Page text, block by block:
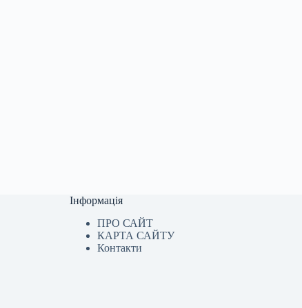
Інформація
ПРО САЙТ
КАРТА САЙТУ
Контакти